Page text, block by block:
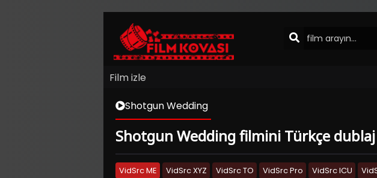
Film izle
Shotgun Wedding
Shotgun Wedding filmini Türkçe dublaj
VidSrc ME VidSrc XYZ VidSrc TO VidSrc Pro VidSrc ICU